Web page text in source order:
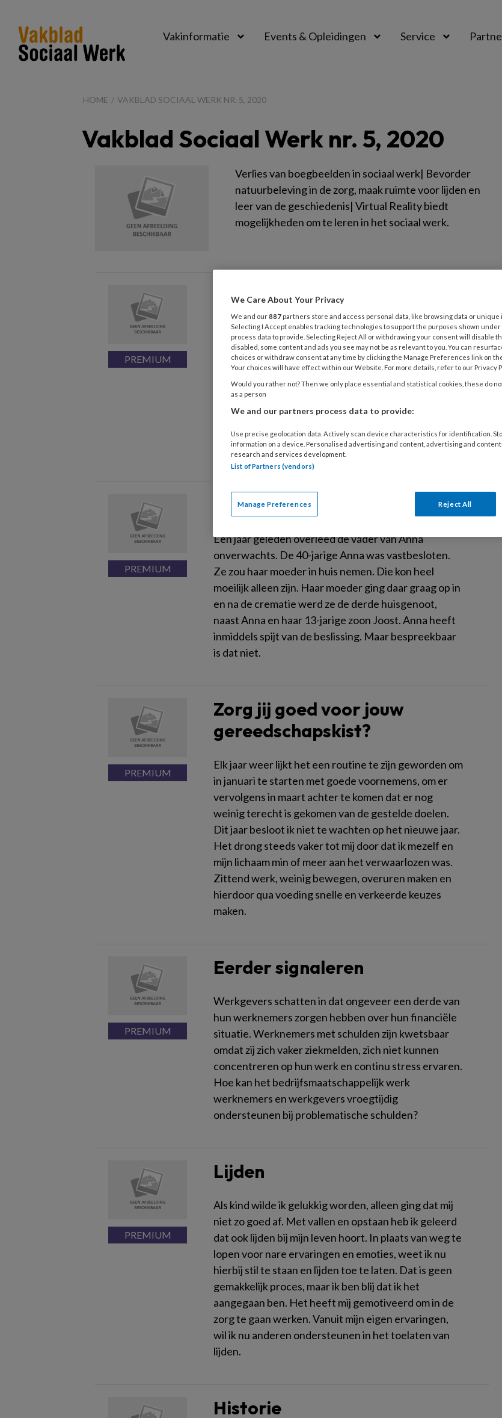
Sociaal
Werk
Vakinformatie Events & Opleidingen Service
HOME VAKBLAD SOCIAAL WERK NR. 5, 2020
Vakblad Sociaal Werk nr. 5, 2020
Verlies van boegbeelden in sociaal werk| Bevorder
natuurbeleving in de zorg, maak ruimte voor lijden en
leer van de geschiedenis| Virtual Reality biedt
mogelijkheden om te leren in het sociaal werk.
Virtueel echt allianties
trainen
Kan de techniek van virtual reality gebruikt worden
om sociaal werkers te trainen in
alliantievaardigheden? Uit onderzoek blijkt dat de
technologie in andere vakgebieden toegepast wordt
voor de training van inter- en intrapersoonlijke
vaardigheden. Dat biedt kansen voor het sociaal
werk.
Moeder en dochter
Een jaar geleden overleed de vader van Anna
onverwachts. De 40-jarige Anna was vastbesloten.
Ze zou haar moeder in huis nemen. Die kon heel
moeilijk alleen zijn. Haar moeder ging daar graag op in
en na de crematie werd ze de derde huisgenoot,
naast Anna en haar 13-jarige zoon Joost. Anna heeft
inmiddels spijt van de beslissing. Maar bespreekbaar
is dat niet.
Zorg jij goed voor jouw
gereedschapskist?
Elk jaar weer lijkt het een routine te zijn geworden om
in januari te starten met goede voornemens, om er
vervolgens in maart achter te komen dat er nog
weinig terecht is gekomen van de gestelde doelen.
Dit jaar besloot ik niet te wachten op het nieuwe jaar.
Het drong steeds vaker tot mij door dat ik mezelf en
mijn lichaam min of meer aan het verwaarlozen was.
Zittend werk, weinig bewegen, overuren maken en
hierdoor qua voeding snelle en verkeerde keuzes
maken.
Eerder signaleren
Werkgevers schatten in dat ongeveer een derde van
hun werknemers zorgen hebben over hun financiële
situatie. Werknemers met schulden zijn kwetsbaar
omdat zij zich vaker ziekmelden, zich niet kunnen
concentreren op hun werk en continu stress ervaren.
Hoe kan het bedrijfsmaatschappelijk werk
werknemers en werkgevers vroegtijdig
ondersteunen bij problematische schulden?
Lijden
Als kind wilde ik gelukkig worden, alleen ging dat mij
niet zo goed af. Met vallen en opstaan heb ik geleerd
dat ook lijden bij mijn leven hoort. In plaats van weg te
lopen voor nare ervaringen en emoties, weet ik nu
hierbij stil te staan en lijden toe te laten. Dat is geen
gemakkelijk proces, maar ik ben blij dat ik het
aangegaan ben. Het heeft mij gemotiveerd om in de
zorg te gaan werken. Vanuit mijn eigen ervaringen,
wil ik nu anderen ondersteunen in het toelaten van
lijden.
Historie
We Care About Your Privacy
We and our887 partners store and access personal data, like browsing data or unique
Selecting I Accept enables tracking technologies to support the purposes shown
process data to provide. Selecting Reject All or withdrawing your consent will disable
disabled, some content and ads you see may not be as relevant to you. You can
choices or withdraw consent at any time by clicking the Manage Preferences link on
Your choices will have effect within our Website. For more details, refer to our Privacy
Would you rather not? Then we only place essential and statistical cookies, these do
as a person
We and our partners process data to provide:
Use precise geolocation data. Actively scan device characteristics for identification.
information on a device. Personalised advertising and content, advertising and
research and services development.
List of Partners (vendors)
Manage Preferences Reject All